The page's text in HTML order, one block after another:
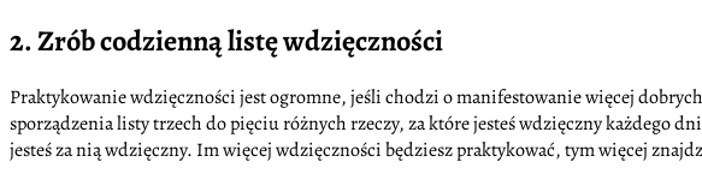
2. Zrób codzienną listę wdzięczności
Praktykowanie wdzięczności jest ogromne, jeśli chodzi o manifestowanie więcej
sporządzenia listy trzech do pięciu różnych rzeczy, za które jesteś wdzięczny każdego
jesteś za nią wdzięczny. Im więcej wdzięczności będziesz praktykować, tym więcej